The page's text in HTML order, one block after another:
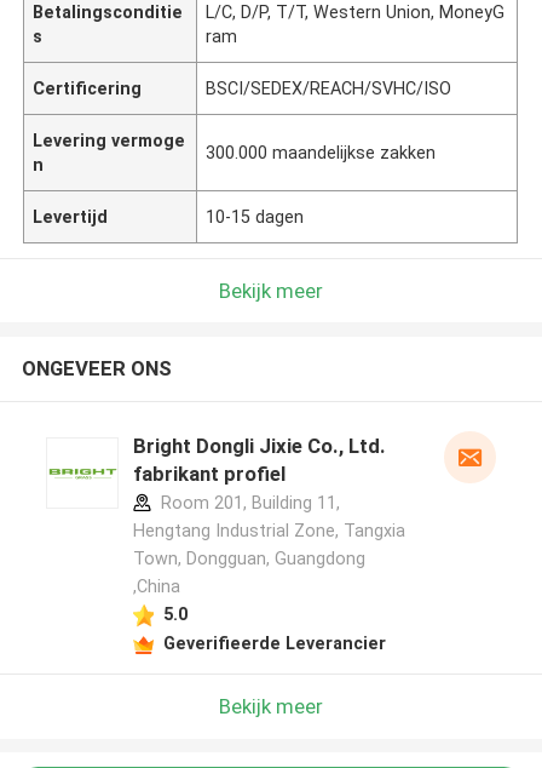
Betalingsconditie
s
L/C, D/P, T/T, Western Union, MoneyG
ram
Certificering BSCI/SEDEX/REACH/SVHC/ISO
Levering vermoge
n
300.000 maandelijkse zakken
Levertijd 10-15 dagen
Bekijk meer
ONGEVEER ONS
Bright Dongli Jixie Co., Ltd.
fabrikant profiel
Room 201, Building 11,
Hengtang Industrial Zone, Tangxia
Town, Dongguan, Guangdong
,China
5.0
Geverifieerde Leverancier
Bekijk meer